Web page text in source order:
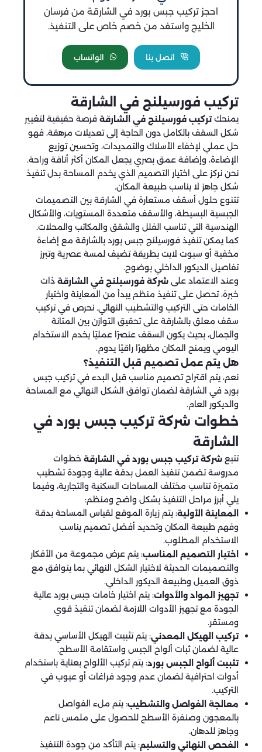
احجز تركيب جبس بورد في الشارقة من فرسان
الخليج واستفد من خصم خاص على التنفيذ.
اتصل بنا الواتساب
تركيب فورسيلنج في الشارقة
يمنحكتركيب فورسيلنج في الشارقة فرصة حقيقية لتغيير
شكل السقف بالكامل دون الحاجة إلى تعديلات مرهقة، فهو
حل عملي لإخفاء الأسلاك والتمديدات، وتحسين توزيع
الإضاءة، وإضافة عمق بصري يجعل المكان أكثر أناقة وراحة.
نحن نركز على اختيار التصميم الذي يخدم المساحة بدل تنفيذ
شكل جاهز لا يناسب طبيعة المكان.
تتنوع حلول أسقف مستعارة في الشارقة بين التصميمات
الجبسية البسيطة، والأسقف متعددة المستويات، والأشكال
الهندسية التي تناسب الفلل والشقق والمكاتب والمحلات.
كما يمكن تنفيذ فورسيلنج جبس بورد بالشارقة مع إضاءة
مخفية أو سبوت لايت بطريقة تضيف لمسة عصرية وتبرز
تفاصيل الديكور الداخلي بوضوح.
وعند الاعتماد على شركة فورسيلنج في الشارقة ذات
خبرة، تحصل على تنفيذ منظم يبدأ من المعاينة واختيار
الخامات حتى التركيب والتشطيب النهائي. نحرص في تركيب
سقف معلق بالشارقة على تحقيق التوازن بين المتانة
والجمال، بحيث يكون السقف عنصرًا عمليًا يخدم الاستخدام
اليومي ويمنح المكان مظهرًا راقيًا يدوم.
هل يتم عمل تصميم قبل التنفيذ؟
نعم، يتم اقتراح تصميم مناسب قبل البدء في تركيب جبس
بورد في الشارقة لضمان توافق الشكل النهائي مع المساحة
والديكور العام.
خطوات شركة تركيب جبس بورد في
الشارقة
تتبع شركة تركيب جبس بورد في الشارقة خطوات
مدروسة تضمن تنفيذ العمل بدقة عالية وجودة تشطيب
متميزة تناسب مختلف المساحات السكنية والتجارية، وفيما
يلي أبرز مراحل التنفيذ بشكل واضح ومنظم:
المعاينة الأولية: يتم زيارة الموقع لقياس المساحة بدقة
وفهم طبيعة المكان وتحديد أفضل تصميم يناسب
الاستخدام المطلوب.
اختيار التصميم المناسب: يتم عرض مجموعة من الأفكار
والتصميمات الحديثة لاختيار الشكل النهائي بما يتوافق مع
ذوق العميل وطبيعة الديكور الداخلي.
تجهيز المواد والأدوات: يتم اختيار خامات جبس بورد عالية
الجودة مع تجهيز الأدوات اللازمة لضمان تنفيذ قوي
ومستقر.
تركيب الهيكل المعدني: يتم تثبيت الهيكل الأساسي بدقة
عالية لضمان ثبات ألواح الجبس واستقامة الأسطح.
تثبيت ألواح الجبس بورد: يتم تركيب الألواح بعناية باستخدام
أدوات احترافية لضمان عدم وجود فراغات أو عيوب في
التركيب.
معالجة الفواصل والتشطيب: يتم ملء الفواصل
بالمعجون وصنفرة الأسطح للحصول على ملمس ناعم
وجاهز للدهان.
الفحص النهائي والتسليم: يتم التأكد من جودة التنفيذ